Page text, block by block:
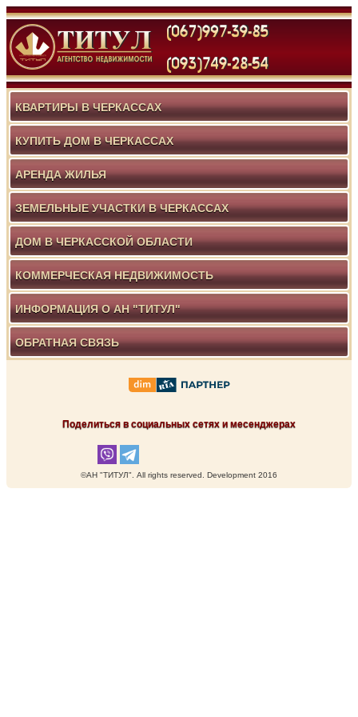
КВАРТИРЫ В ЧЕРКАССАХ
КУПИТЬ ДОМ В ЧЕРКАССАХ
АРЕНДА ЖИЛЬЯ
ЗЕМЕЛЬНЫЕ УЧАСТКИ В ЧЕРКАССАХ
ДОМ В ЧЕРКАССКОЙ ОБЛАСТИ
КОММЕРЧЕСКАЯ НЕДВИЖИМОСТЬ
ИНФОРМАЦИЯ О АН "ТИТУЛ"
ОБРАТНАЯ СВЯЗЬ
Поделиться в социальных сетях и месенджерах
©АН "ТИТУЛ". Аll rights reserved. Development 2016